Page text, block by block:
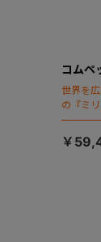
コムペ
世界を
の『ミ
「マジ
￥